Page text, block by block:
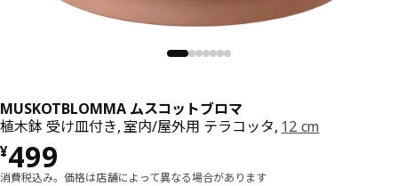
MUSKOTBLOMMA ムスコットブロマ
植木鉢 受け皿付き, 室内/屋外用 テラコッタ, 12 cm
¥499
価格 ¥ 499
消費税込み。価格は店舗によって異なる場合があります